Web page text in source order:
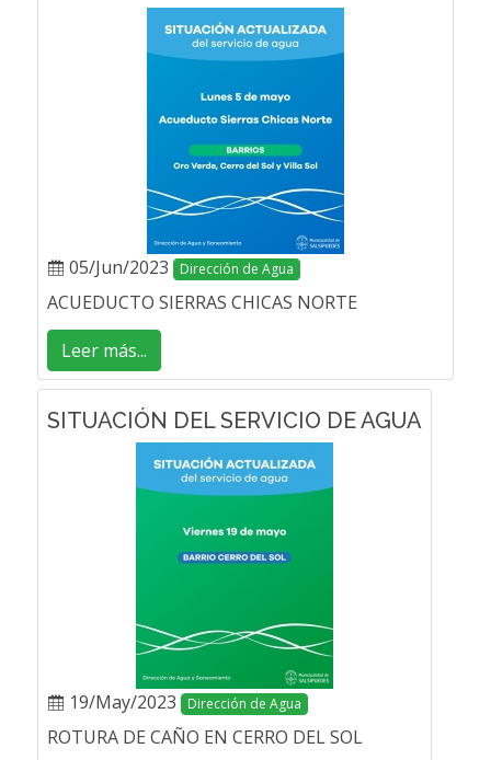
05/Jun/2023 Dirección de Agua
ACUEDUCTO SIERRAS CHICAS NORTE
Leer más...
SITUACIÓN DEL SERVICIO DE AGUA
19/May/2023 Dirección de Agua
ROTURA DE CAÑO EN CERRO DEL SOL